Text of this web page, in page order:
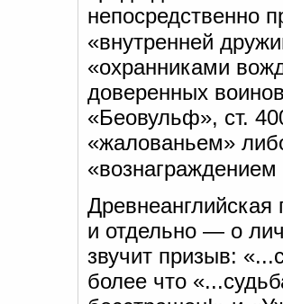
непосредственно
«внутренней
«охранниками
доверенных
«Беовульф», ст.
«жалованьем»
Древнеанглийская
и отдельно — о
звучит призыв:
более что